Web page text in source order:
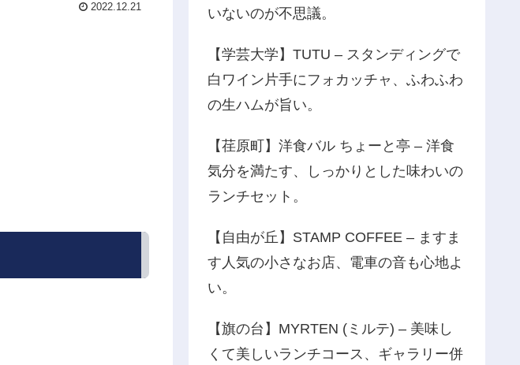
2022.12.21
いないのが不思議。
【学芸大学】TUTU – スタンディングで
白ワイン片手にフォカッチャ、ふわふわ
の生ハムが旨い。
【荏原町】洋食バル ちょーと亭 – 洋食
気分を満たす、しっかりとした味わいの
ランチセット。
【自由が丘】STAMP COFFEE – ますま
す人気の小さなお店、電車の音も心地よ
い。
【旗の台】MYRTEN (ミルテ) – 美味し
くて美しいランチコース、ギャラリー併